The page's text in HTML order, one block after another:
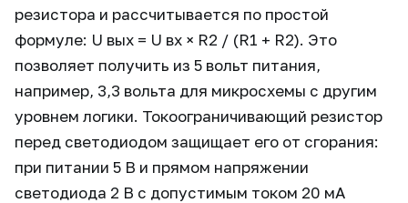
резистора и рассчитывается по простой
формуле: U вых = U вх × R2 / (R1 + R2). Это
позволяет получить из 5 вольт питания,
например, 3,3 вольта для микросхемы с другим
уровнем логики. Токоограничивающий резистор
перед светодиодом защищает его от сгорания:
при питании 5 В и прямом напряжении
светодиода 2 В с допустимым током 20 мА